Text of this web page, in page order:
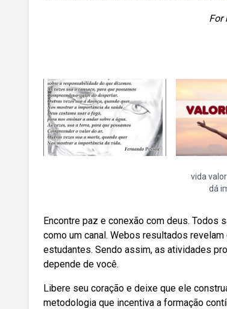
For
vida
dá
Encontre paz e conexão com deus. Todos
como um canal. Webos resultados
estudantes. Sendo assim, as atividades
depende de você.
Libere seu coração e deixe que ele
metodologia que incentiva a formação